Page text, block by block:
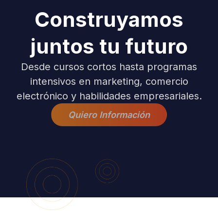
Construyamos
juntos tu futuro
Desde cursos cortos hasta programas
intensivos en marketing, comercio
electrónico y habilidades empresariales.
Quiero Información